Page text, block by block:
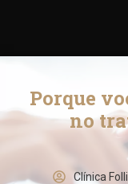
Porque
no
Clínica